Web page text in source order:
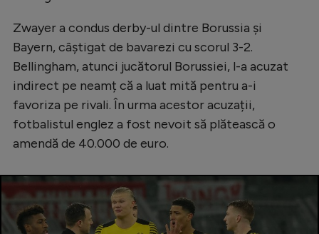
Auto
Rugby
Ciclism
Alte sporturi
JO 2024
Zwayer a condus derby-ul dintre Borussia și
Bayern, câștigat de bavarezi cu scorul 3-2.
Bellingham, atunci jucătorul Borussiei, l-a acuzat
indirect pe neamț că a luat mită pentru a-i
favoriza pe rivali. În urma acestor acuzații,
fotbalistul englez a fost nevoit să plătească o
amendă de 40.000 de euro.